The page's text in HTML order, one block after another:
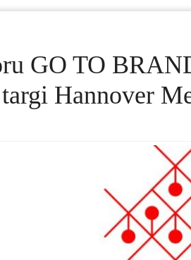
GO TO
Hannover